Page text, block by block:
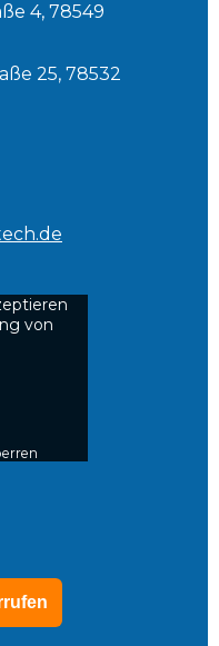
4, 78549
25, 78532
von